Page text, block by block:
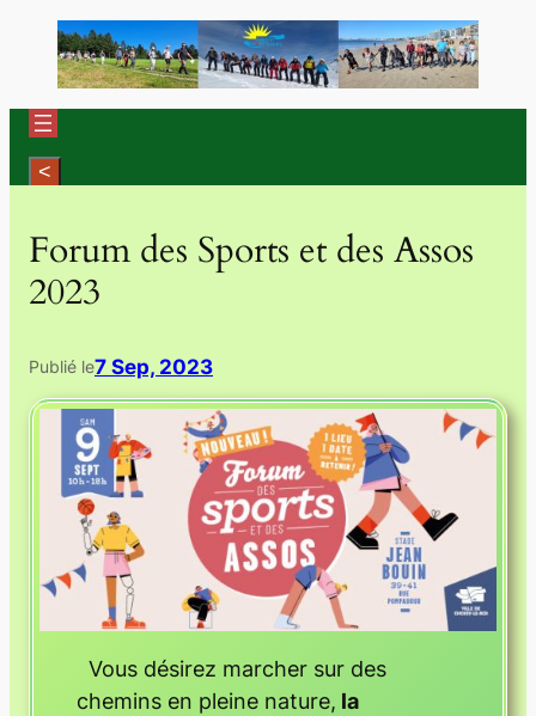
contenu
Forum des Sports et des Assos
2023
Publié le7 Sep, 2023
Vous désirez marcher sur des
chemins en pleine nature, la